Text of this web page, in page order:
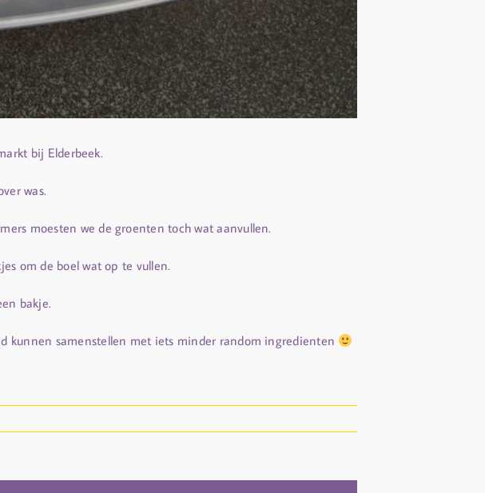
bij Elderbeek.
was.
moesten we de groenten toch wat aanvullen.
om de boel wat op te vullen.
bakje.
kunnen samenstellen met iets minder random ingredienten